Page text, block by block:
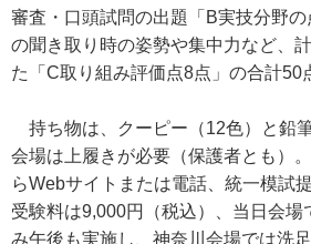
審査・口頭試問の出題「B実技分野
の聞き取り時の姿勢や集中力など、
た「C取り組み評価点8点」の合計50
持ち物は、クーピー（12色）と鉛
会場は上履きが必要（保護者とも）
らWebサイトまたは電話、統一模試
受験料は9,000円（税込）、当日会場
み午後も実施し、神奈川会場では洗